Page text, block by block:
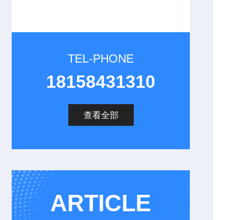
TEL-PHONE
18158431310
查看全部
ARTICLE